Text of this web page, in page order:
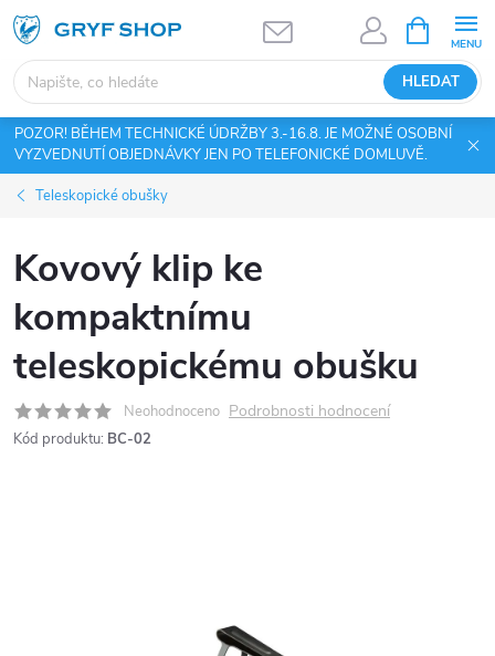
Přejít
na
obsah
HLEDAT
NÁKUPNÍ
KOŠÍK
POZOR! BĚHEM TECHNICKÉ ÚDRŽBY 3.-16.8. JE MOŽNÉ OSOBNÍ
VYZVEDNUTÍ OBJEDNÁVKY JEN PO TELEFONICKÉ DOMLUVĚ.
Teleskopické obušky
Kovový klip ke
kompaktnímu
teleskopickému obušku
Neohodnoceno Podrobnosti hodnocení
Kód produktu: BC-02